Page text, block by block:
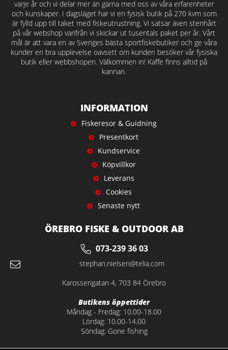
varje år och vi delar mer än gärna med oss av våra erfarenheter
och kunskaper. I dagsläget har vi en fysisk butik på 270 kvm som
är fylld upp till taket med fiskeutrustning. Vi satsar även stenhårt
på vår webshop varifrån vi skickar ut tusentals paket per år. Vårt
mål är att vara en av Sveriges bästa sportfiskebutiker och ge våra
kunder en bra upplevelse oavsett om kunden besöker vår fysiska
butik eller webbshopen. Välkommen in! Kaffe finns alltid på
kannan.
INFORMATION
Fiskeresor & Guidning
Presentkort
Kundservice
Köpvillkor
Leverans
Cookies
Senaste nytt
ÖREBRO FISKE & OUTDOOR AB
073-239 36 03
stephan.nielsen@telia.com
Karosserigatan 4, 703 84 Örebro
Butikens öppettider
Måndag - Fredag: 10.00-18.00
Lördag: 10.00-14.00
Söndag: Gone fishing